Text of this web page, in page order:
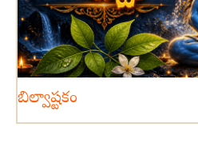
బిల్వాష్టకం